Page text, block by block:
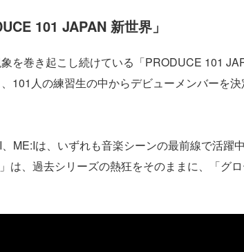
101 JAPAN 新世界」
を巻き起こし続けている「PRODUCE 101
101人の練習生の中からデビューメンバーを
ME:Iは、いずれも音楽シーンの最前線で活躍
は、過去シリーズの熱狂をそのままに、「グ